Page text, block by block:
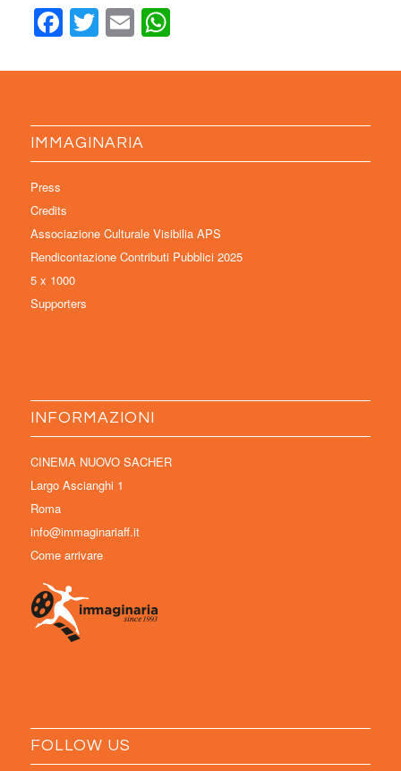
Facebook
Twitter
EmailWhatsApp
IMMAGINARIA
Press
Credits
Associazione Culturale Visibilia APS
Rendicontazione Contributi Pubblici 2025
5 x 1000
Supporters
INFORMAZIONI
CINEMA NUOVO SACHER
Largo Ascianghi 1
Roma
info@immaginariaff.it
Come arrivare
FOLLOW US